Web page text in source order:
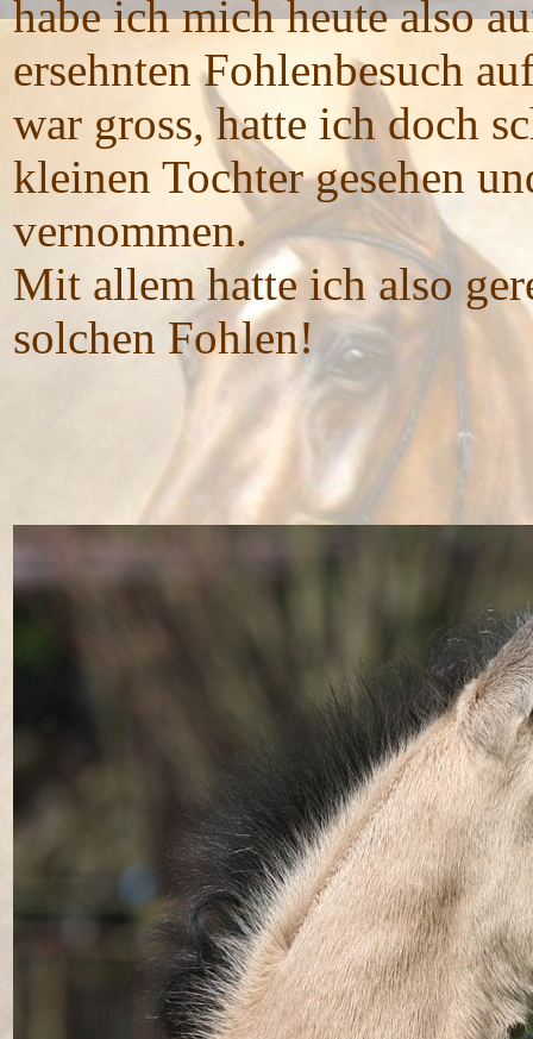
habe ich mich heute also
ersehnten Fohlenbesuch
war gross, hatte ich doch
kleinen Tochter gesehen
vernommen.
Mit allem hatte ich also
solchen Fohlen!